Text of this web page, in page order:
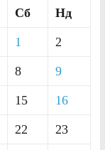
Сб Нд
1 2
8 9
15 16
22 23